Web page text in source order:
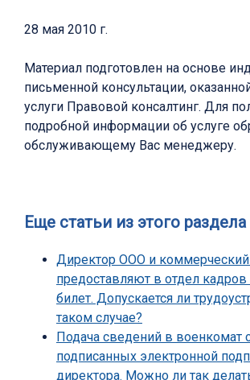
28 мая 2010 г.
Материал подготовлен на основе
письменной консультации,
услуги Правовой консалтинг. Для
подробной информации об услуге
обслуживающему Вас менеджеру.
Еще статьи из этого раздела
Директор ООО и коммерческий
предоставляют в отдел
билет. Допускается ли
таком случае?
Подача сведений в военкомат
подписанных электронной
директора. Можно ли так